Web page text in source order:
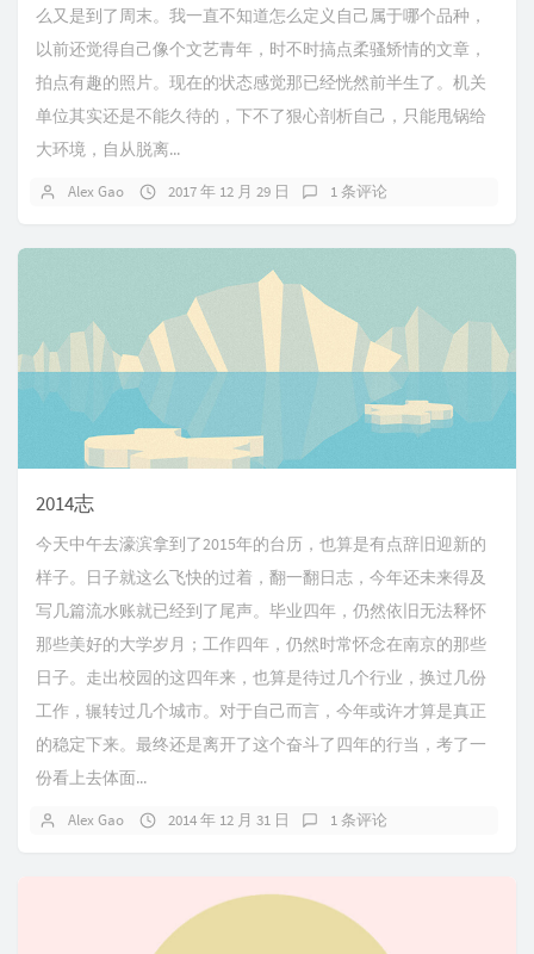
么又是到了周末。我一直不知道怎么定义自己属于哪个品种，
以前还觉得自己像个文艺青年，时不时搞点柔骚矫情的文章，
拍点有趣的照片。现在的状态感觉那已经恍然前半生了。机关
单位其实还是不能久待的，下不了狠心剖析自己，只能甩锅给
大环境，自从脱离...
Alex Gao 2017 年 12 月 29 日 1 条评论
2014志
今天中午去濠滨拿到了2015年的台历，也算是有点辞旧迎新的
样子。日子就这么飞快的过着，翻一翻日志，今年还未来得及
写几篇流水账就已经到了尾声。毕业四年，仍然依旧无法释怀
那些美好的大学岁月；工作四年，仍然时常怀念在南京的那些
日子。走出校园的这四年来，也算是待过几个行业，换过几份
工作，辗转过几个城市。对于自己而言，今年或许才算是真正
的稳定下来。最终还是离开了这个奋斗了四年的行当，考了一
份看上去体面...
Alex Gao 2014 年 12 月 31 日 1 条评论